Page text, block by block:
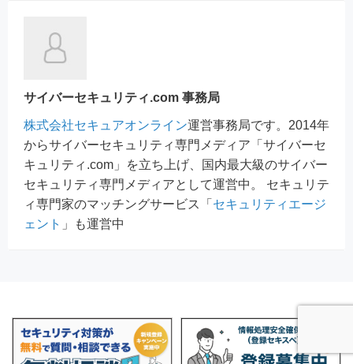
サイバーセキュリティ.com 事務局
株式会社セキュアオンライン運営事務局です。2014年
からサイバーセキュリティ専門メディア「サイバーセ
キュリティ.com」を立ち上げ、国内最大級のサイバー
セキュリティ専門メディアとして運営中。 セキュリテ
ィ専門家のマッチングサービス「 セキュリティエージ
ェント 」も運営中